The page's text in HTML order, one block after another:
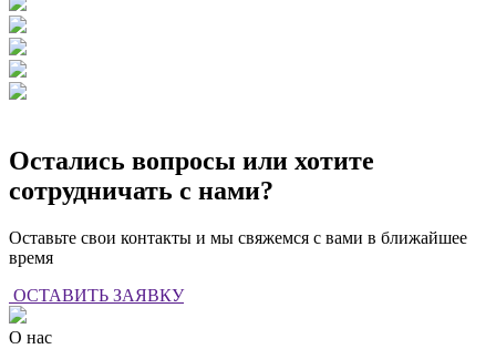
Остались вопросы или хотите
сотрудничать с нами?
Оставьте свои контакты и мы свяжемся с вами в ближайшее
время
ОСТАВИТЬ ЗАЯВКУ
О нас